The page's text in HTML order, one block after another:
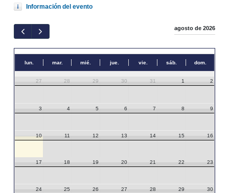
Información del evento
agosto de 2026
lun. mar. mié. jue. vie. sáb. dom.
27 28 29 30 31 1 2
3 4 5 6 7 8 9
10 11 12 13 14 15 16
17 18 19 20 21 22 23
24 25 26 27 28 29 30